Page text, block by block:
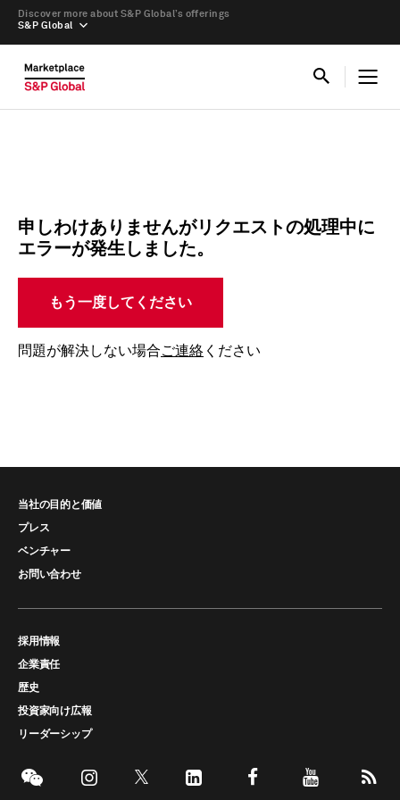
S&P Global
Discover more about S&P Global’s offerings
申しわけありませんがリクエストの処理中に
エラーが発生しました。
もう一度してください
問題が解決しない場合ご連絡 ください
当社の目的と価値
プレス
ベンチャー
お問い合わせ
採用情報
企業責任
歴史
投資家向け広報
リーダーシップ